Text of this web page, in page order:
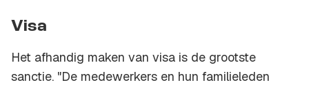
Visa
Het afhandig maken van visa is de grootste
sanctie. "De medewerkers en hun familieleden